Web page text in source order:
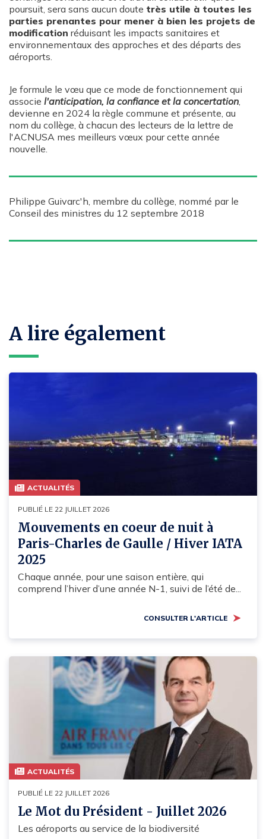
poursuit, sera sans aucun doute très utile à toutes les
parties prenantes pour mener à bien les projets de
modification réduisant les impacts sanitaires et
environnementaux des approches et des départs des
aéroports.
Je formule le vœu que ce mode de fonctionnement qui
associe l'anticipation, la confiance et la concertation,
devienne en 2024 la règle commune et présente, au
nom du collège, à chacun des lecteurs de la lettre de
l'ACNUSA mes meilleurs vœux pour cette année
nouvelle.
Philippe Guivarc'h, membre du collège, nommé par le
Conseil des ministres du 12 septembre 2018
A lire également
ACTUALITÉS
PUBLIÉ LE 22 JUILLET 2026
Mouvements en coeur de nuit à
Paris-Charles de Gaulle / Hiver IATA
2025
Chaque année, pour une saison entière, qui
comprend l’hiver d’une année N-1, suivi de l’été de...
CONSULTER L'ARTICLE
ACTUALITÉS
PUBLIÉ LE 22 JUILLET 2026
Le Mot du Président - Juillet 2026
Les aéroports au service de la biodiversité